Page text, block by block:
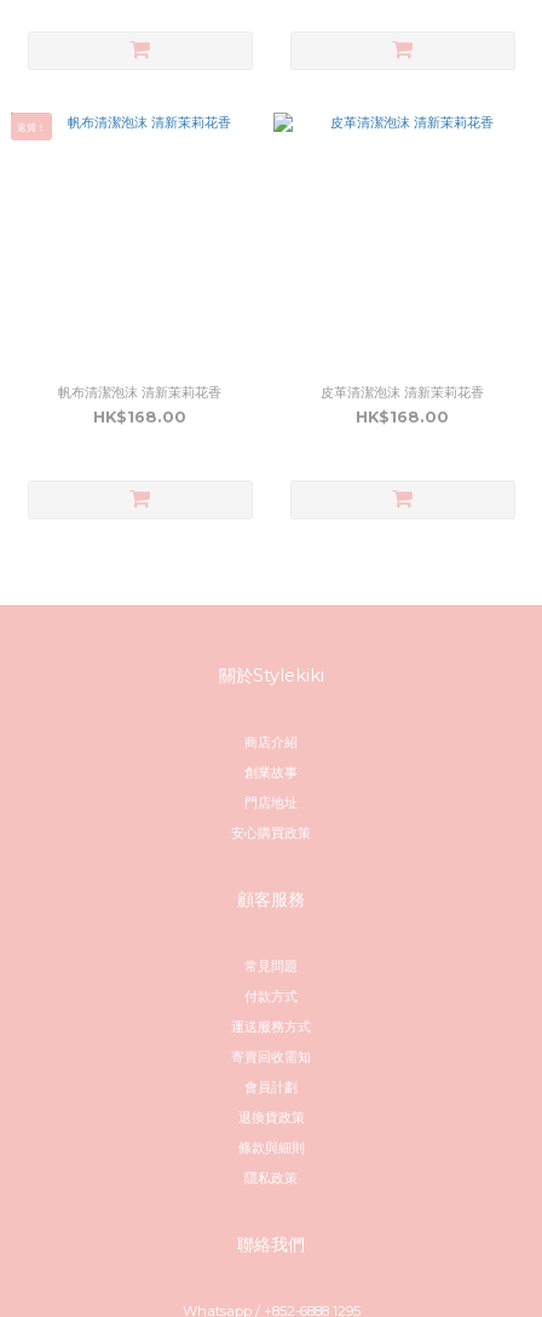
返貨！
帆布清潔泡沫 清新茉莉花香
HK$168.00
皮革清潔泡沫 清新茉莉花香
HK$168.00
關於Stylekiki
商店介紹
創業故事
門店地址
安心購買政策
顧客服務
常見問題
付款方式
運送服務方式
寄賣回收需知
會員計劃
退換貨政策
條款與細則
隱私政策
聯絡我們
Whatsapp / +852-6888 1295